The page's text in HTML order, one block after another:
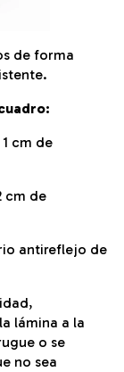
de forma
cm de
cm de
antireflejo de
lámina a la
o se
no sea